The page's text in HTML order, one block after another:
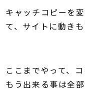
キャッチコピーを
て、サイトに動きも
ここまでやって、
もう出来る事は全